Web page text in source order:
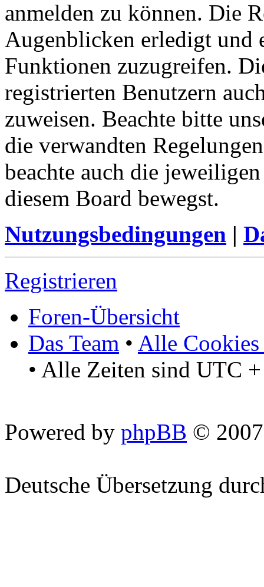
anmelden zu können. Die
Augenblicken erledigt und
Funktionen zuzugreifen.
registrierten Benutzern
zuweisen. Beachte bitte
die verwandten
beachte auch die
diesem Board bewegst.
Nutzungsbedingungen |
Registrieren
Foren-Übersicht
Das Team • Alle Cookies
• Alle Zeiten sind UTC
Powered by phpBB ©
Deutsche Übersetzung